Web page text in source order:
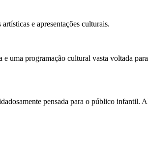
e apresentações culturais.
uma programação cultural vasta voltada
pensada para o público infantil.